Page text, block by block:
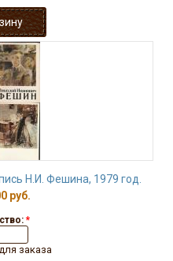
Н.И. Фешина, 1979 год.
руб.
*
заказа